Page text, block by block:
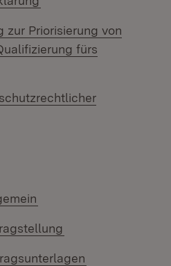
zur Priorisierung von
fürs